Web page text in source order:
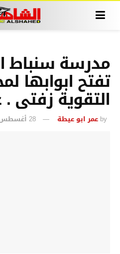
مدرسة سنباط
تفتح ابوابها
التقوية زفتى .
by عمر ابو عيطة 28 أغسطس، 2016